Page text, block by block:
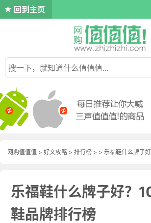
回到主页
网购值值值 > 好文攻略 > 排行榜 > > 乐福鞋什么牌子
乐福鞋什么牌子好？
鞋品牌排行榜